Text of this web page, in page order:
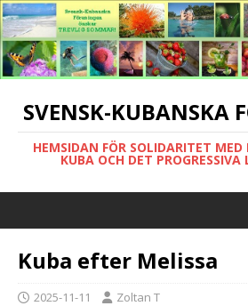
SVENSK-KUBANSKA
HEMSIDAN FÖR SOLIDARITET MED
KUBA OCH DET
Kuba efter Melissa
2025-11-11 Zoltan T